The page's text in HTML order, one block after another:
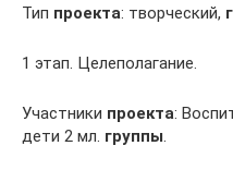
Тип проекта: творческий,
1 этап. Целеполагание.
Участники проекта:
дети 2 мл. группы.